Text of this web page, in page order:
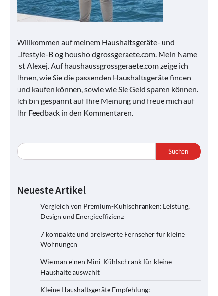
Willkommen auf meinem Haushaltsgeräte- und
Lifestyle-Blog housholdgrossgeraete.com. Mein Name
ist Alexej. Auf haushaussgrossgeraete.com zeige ich
Ihnen, wie Sie die passenden Haushaltsgeräte finden
und kaufen können, sowie wie Sie Geld sparen können.
Ich bin gespannt auf Ihre Meinung und freue mich auf
Ihr Feedback in den Kommentaren.
Suchen
Neueste Artikel
Vergleich von Premium-Kühlschränken: Leistung,
Design und Energieeffizienz
7 kompakte und preiswerte Fernseher für kleine
Wohnungen
Wie man einen Mini-Kühlschrank für kleine
Haushalte auswählt
Kleine Haushaltsgeräte Empfehlung: